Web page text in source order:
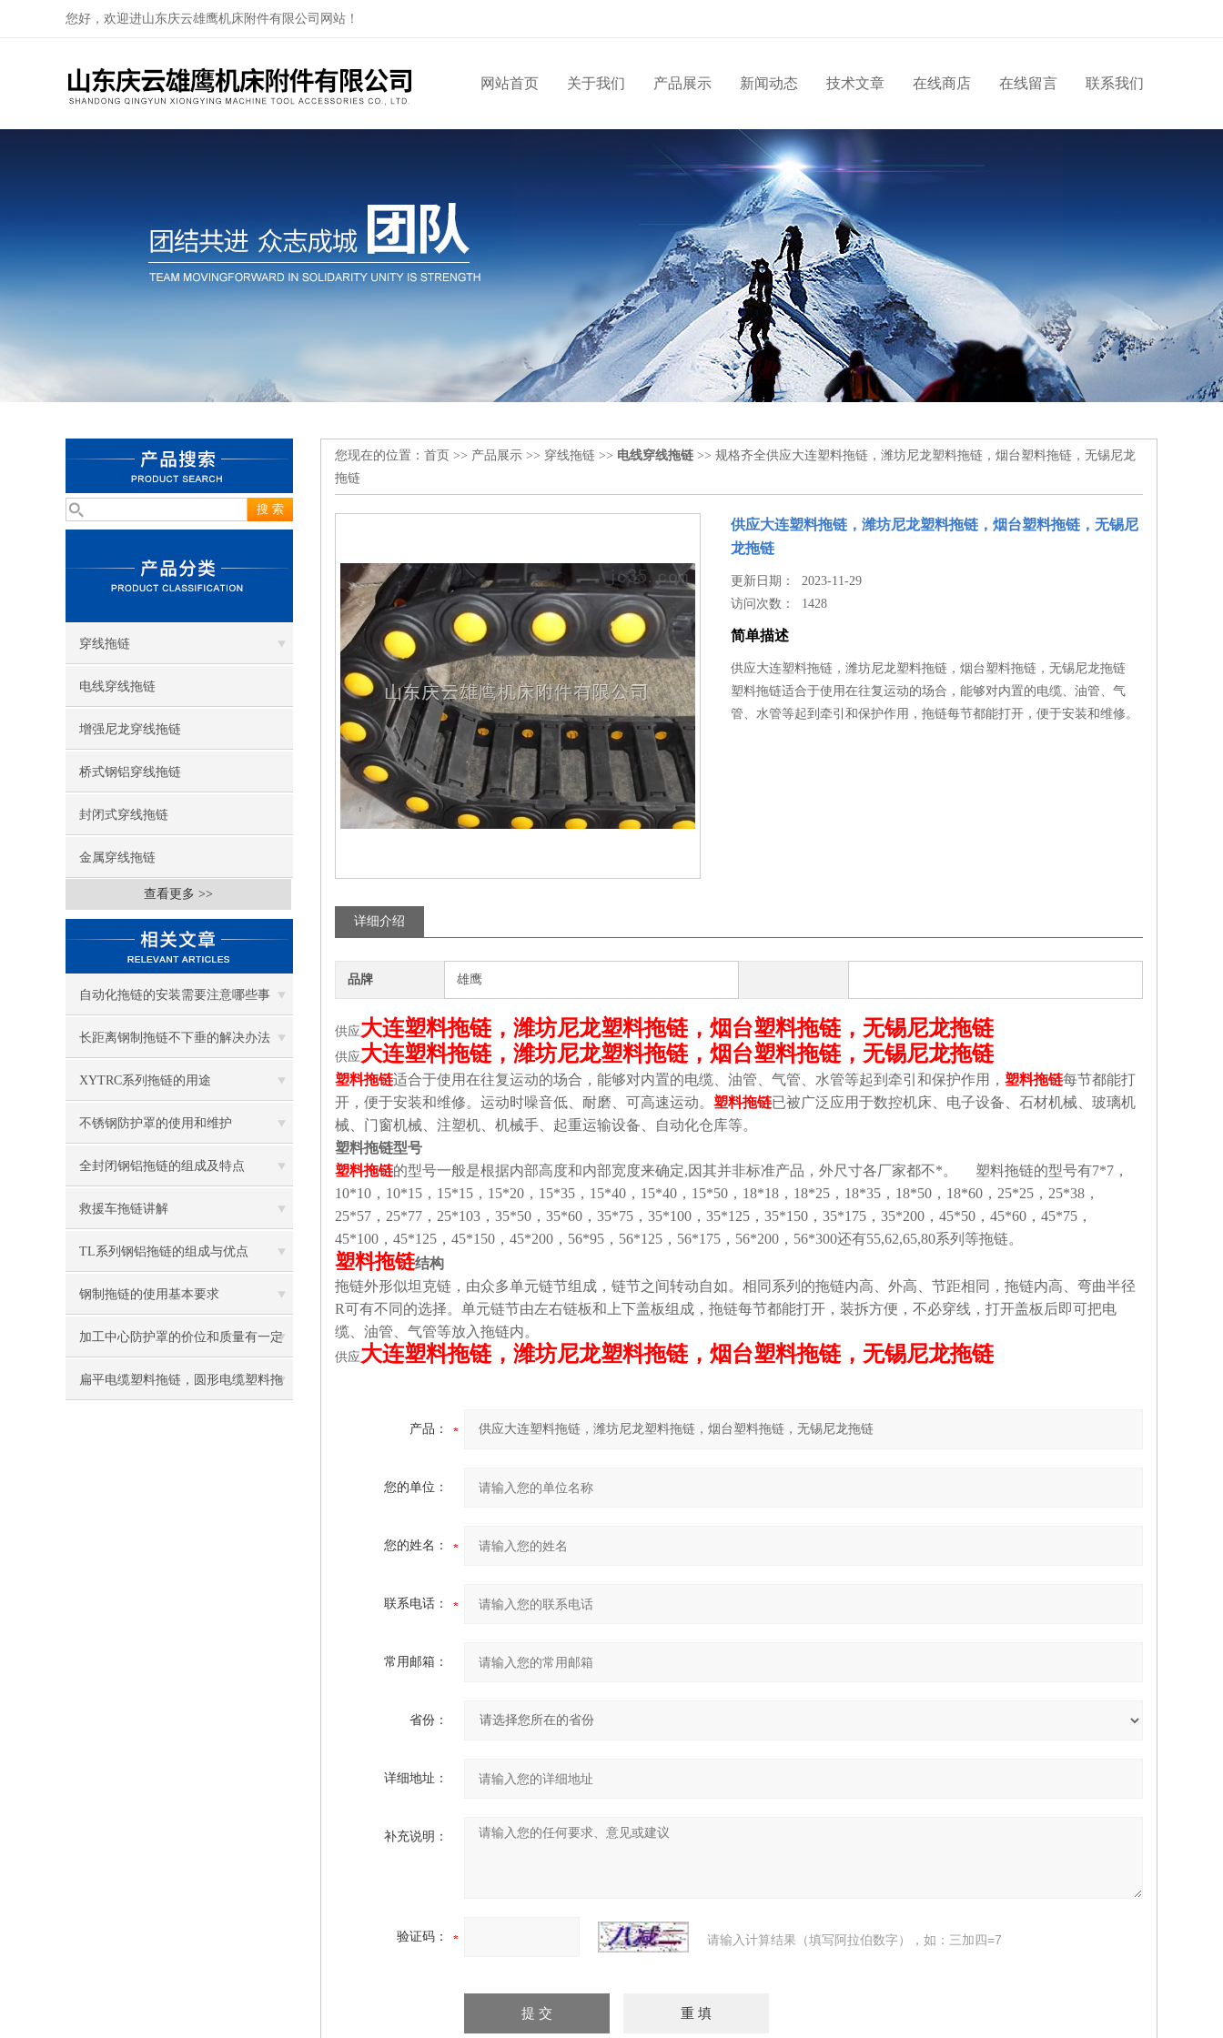
您好，欢迎进山东庆云雄鹰机床附件有限公司网站！
网站首页 关于我们 产品展示 新闻动态 技术文章 在线商店 在线留言 联系我们
穿线拖链
电线穿线拖链
增强尼龙穿线拖链
桥式钢铝穿线拖链
封闭式穿线拖链
金属穿线拖链
查看更多 >>
自动化拖链的安装需要注意哪些事
项？
长距离钢制拖链不下垂的解决办法
XYTRC系列拖链的用途
不锈钢防护罩的使用和维护
全封闭钢铝拖链的组成及特点
救援车拖链讲解
TL系列钢铝拖链的组成与优点
钢制拖链的使用基本要求
加工中心防护罩的价位和质量有一定
的关系
扁平电缆塑料拖链，圆形电缆塑料拖
您现在的位置： 首页 >> 产品展示 >> 穿线拖链 >> 电线穿线拖链 >> 规格齐全供应大连塑料拖链，潍坊尼龙塑料拖链，烟台塑料拖链，无锡尼龙
拖链
供应大连塑料拖链，潍坊尼龙塑料拖链，烟台塑料拖链，无锡尼
龙拖链
更新日期： 2023-11-29
访问次数： 1428
简单描述
供应大连塑料拖链，潍坊尼龙塑料拖链，烟台塑料拖链，无锡尼龙拖链
塑料拖链适合于使用在往复运动的场合，能够对内置的电缆、油管、气
管、水管等起到牵引和保护作用，拖链每节都能打开，便于安装和维修。
详细介绍
品牌 雄鹰
供应大连塑料拖链，潍坊尼龙塑料拖链，烟台塑料拖链，无锡尼龙拖链
供应大连塑料拖链，潍坊尼龙塑料拖链，烟台塑料拖链，无锡尼龙拖链
塑料拖链适合于使用在往复运动的场合，能够对内置的电缆、油管、气管、水管等起到牵引和保护作用， 塑料拖链每节都能打
开，便于安装和维修。运动时噪音低、耐磨、可高速运动。 塑料拖链已被广泛应用于数控机床、电子设备、石材机械、玻璃机
械、门窗机械、注塑机、机械手、起重运输设备、自动化仓库等。
塑料拖链型号
塑料拖链的型号一般是根据内部高度和内部宽度来确定,因其并非标准产品，外尺寸各厂家都不*。 塑料拖链的型号有7*7，
10*10，10*15，15*15，15*20，15*35，15*40，15*40，15*50，18*18，18*25，18*35，18*50，18*60，25*25，25*38，
25*57，25*77，25*103，35*50，35*60，35*75，35*100，35*125，35*150，35*175，35*200，45*50，45*60，45*75，
45*100，45*125，45*150，45*200，56*95，56*125，56*175，56*200，56*300还有55,62,65,80系列等拖链。
塑料拖链结构
拖链外形似坦克链，由众多单元链节组成，链节之间转动自如。相同系列的拖链内高、外高、节距相同，拖链内高、弯曲半径
R可有不同的选择。单元链节由左右链板和上下盖板组成，拖链每节都能打开，装拆方便，不必穿线，打开盖板后即可把电
缆、油管、气管等放入拖链内。
供应大连塑料拖链，潍坊尼龙塑料拖链，烟台塑料拖链，无锡尼龙拖链
产品：
您的单位：
您的姓名：
联系电话：
常用邮箱：
省份：
详细地址：
补充说明：
验证码： 请输入计算结果（填写阿拉伯数字），如：三加四=7